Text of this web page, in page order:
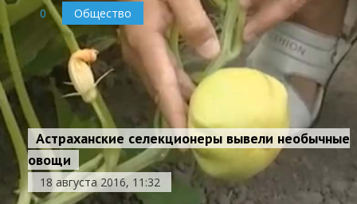
0 Общество
Астраханские селекционеры вывели необычные
овощи
18 августа 2016, 11:32